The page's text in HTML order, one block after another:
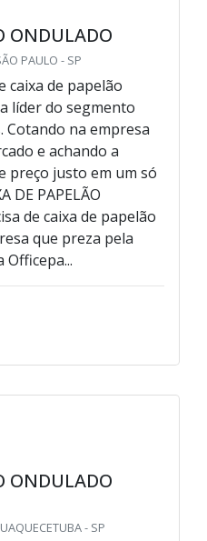
ONDULADO
PAULO - SP
caixa de papelão
líder do segmento
Cotando na empresa
e achando a
preço justo em um só
DE PAPELÃO
de caixa de papelão
que preza pela
ONDULADO
- SP